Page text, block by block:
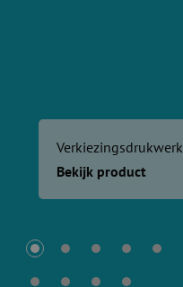
Verkiezingsdrukwerk
Bekijk product